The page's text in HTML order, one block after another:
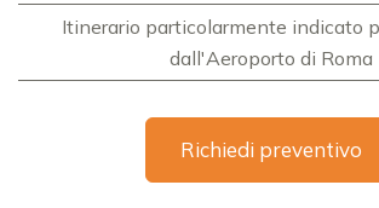
Itinerario particolarmente indicato
dall'Aeroporto di Roma
Richiedi preventivo